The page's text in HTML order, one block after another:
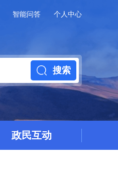
智能问答 个人中心
搜索
政民互动